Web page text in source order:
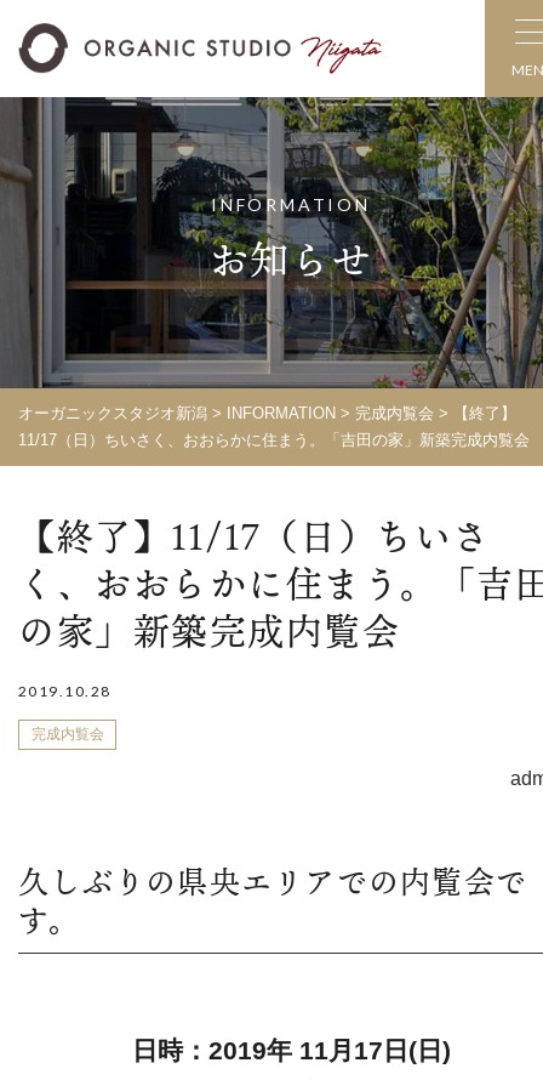
INFORMATION
お知らせ
オーガニックスタジオ新潟 > INFORMATION > 完成内覧会 > 【終了】
11/17（日）ちいさく、おおらかに住まう。「吉田の家」新築完成内覧会
【終了】11/17（日）ちいさ
く、おおらかに住まう。「吉
の家」新築完成内覧会
2019.10.28
完成内覧会
久しぶりの県央エリアでの内覧会で
す。
日時：2019年 11月17日(日)